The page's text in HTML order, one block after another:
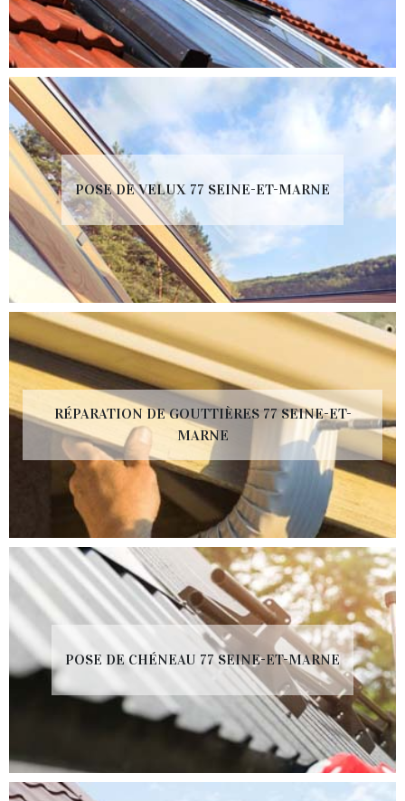
POSE DE VELUX 77 SEINE-ET-MARNE
RÉPARATION DE GOUTTIÈRES 77 SEINE-ET-
MARNE
POSE DE CHÉNEAU 77 SEINE-ET-MARNE